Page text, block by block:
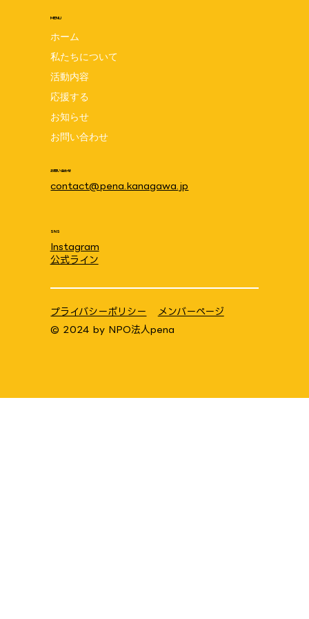
スタディチェーンpicksにてご紹介いただきま
MENU
ホーム
私たちについて
活動内容
応援する
お知らせ
お問い合わせ
お問い合わせ
contact@pena.kanagawa.jp
SNS
Instagram
公式ライン
© 2024 by NPO法人pena
プライバシーポリシー メンバーページ